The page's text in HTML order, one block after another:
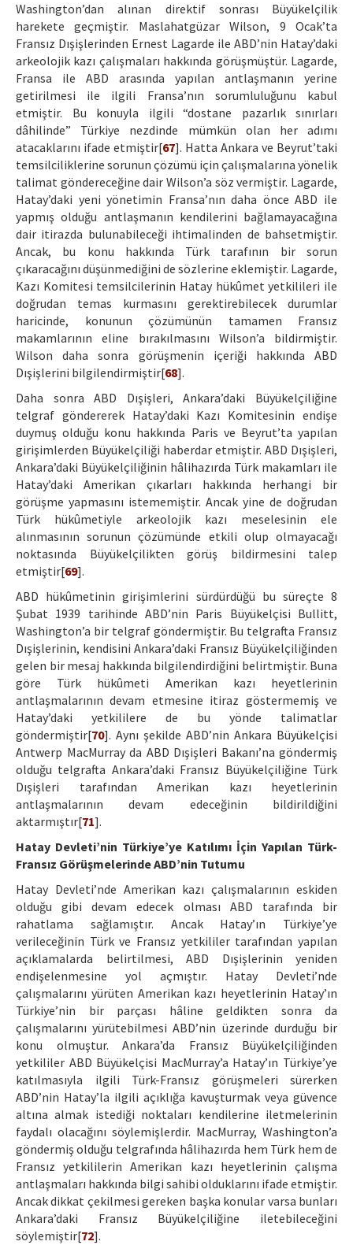
Washington’dan alınan direktif sonrası Büyükelçilik
harekete geçmiştir. Maslahatgüzar Wilson, 9 Ocak’ta
Fransız Dışişlerinden Ernest Lagarde ile ABD’nin Hatay’daki
arkeolojik kazı çalışmaları hakkında görüşmüştür. Lagarde,
Fransa ile ABD arasında yapılan antlaşmanın yerine
getirilmesi ile ilgili Fransa’nın sorumluluğunu kabul
etmiştir. Bu konuyla ilgili “dostane pazarlık sınırları
dâhilinde” Türkiye nezdinde mümkün olan her adımı
atacaklarını ifade etmiştir[67]. Hatta Ankara ve Beyrut’taki
temsilciliklerine sorunun çözümü için çalışmalarına yönelik
talimat göndereceğine dair Wilson’a söz vermiştir. Lagarde,
Hatay’daki yeni yönetimin Fransa’nın daha önce ABD ile
yapmış olduğu antlaşmanın kendilerini bağlamayacağına
dair itirazda bulunabileceği ihtimalinden de bahsetmiştir.
Ancak, bu konu hakkında Türk tarafının bir sorun
çıkaracağını düşünmediğini de sözlerine eklemiştir. Lagarde,
Kazı Komitesi temsilcilerinin Hatay hükûmet yetkilileri ile
doğrudan temas kurmasını gerektirebilecek durumlar
haricinde, konunun çözümünün tamamen Fransız
makamlarının eline bırakılmasını Wilson’a bildirmiştir.
Wilson daha sonra görüşmenin içeriği hakkında ABD
Dışişlerini bilgilendirmiştir[68].
Daha sonra ABD Dışişleri, Ankara’daki Büyükelçiliğine
telgraf göndererek Hatay’daki Kazı Komitesinin endişe
duymuş olduğu konu hakkında Paris ve Beyrut’ta yapılan
girişimlerden Büyükelçiliği haberdar etmiştir. ABD Dışişleri,
Ankara’daki Büyükelçiliğinin hâlihazırda Türk makamları ile
Hatay’daki Amerikan çıkarları hakkında herhangi bir
görüşme yapmasını istememiştir. Ancak yine de doğrudan
Türk hükûmetiyle arkeolojik kazı meselesinin ele
alınmasının sorunun çözümünde etkili olup olmayacağı
noktasında Büyükelçilikten görüş bildirmesini talep
etmiştir[69].
ABD hükûmetinin girişimlerini sürdürdüğü bu süreçte 8
Şubat 1939 tarihinde ABD’nin Paris Büyükelçisi Bullitt,
Washington’a bir telgraf göndermiştir. Bu telgrafta Fransız
Dışişlerinin, kendisini Ankara’daki Fransız Büyükelçiliğinden
gelen bir mesaj hakkında bilgilendirdiğini belirtmiştir. Buna
göre Türk hükûmeti Amerikan kazı heyetlerinin
antlaşmalarının devam etmesine itiraz göstermemiş ve
Hatay’daki yetkililere de bu yönde talimatlar
göndermiştir[70]. Aynı şekilde ABD’nin Ankara Büyükelçisi
Antwerp MacMurray da ABD Dışişleri Bakanı’na göndermiş
olduğu telgrafta Ankara’daki Fransız Büyükelçiliğine Türk
Dışişleri tarafından Amerikan kazı heyetlerinin
antlaşmalarının devam edeceğinin bildirildiğini
aktarmıştır[71].
Hatay Devleti’nin Türkiye’ye Katılımı İçin Yapılan Türk-
Fransız Görüşmelerinde ABD’nin Tutumu
Hatay Devleti’nde Amerikan kazı çalışmalarının eskiden
olduğu gibi devam edecek olması ABD tarafında bir
rahatlama sağlamıştır. Ancak Hatay’ın Türkiye’ye
verileceğinin Türk ve Fransız yetkililer tarafından yapılan
açıklamalarda belirtilmesi, ABD Dışişlerinin yeniden
endişelenmesine yol açmıştır. Hatay Devleti’nde
çalışmalarını yürüten Amerikan kazı heyetlerinin Hatay’ın
Türkiye’nin bir parçası hâline geldikten sonra da
çalışmalarını yürütebilmesi ABD’nin üzerinde durduğu bir
konu olmuştur. Ankara’da Fransız Büyükelçiliğinden
yetkililer ABD Büyükelçisi MacMurray’a Hatay’ın Türkiye’ye
katılmasıyla ilgili Türk-Fransız görüşmeleri sürerken
ABD’nin Hatay’la ilgili açıklığa kavuşturmak veya güvence
altına almak istediği noktaları kendilerine iletmelerinin
faydalı olacağını söylemişlerdir. MacMurray, Washington’a
göndermiş olduğu telgrafında hâlihazırda hem Türk hem de
Fransız yetkililerin Amerikan kazı heyetlerinin çalışma
antlaşmaları hakkında bilgi sahibi olduklarını ifade etmiştir.
Ancak dikkat çekilmesi gereken başka konular varsa bunları
Ankara’daki Fransız Büyükelçiliğine iletebileceğini
söylemiştir[72].